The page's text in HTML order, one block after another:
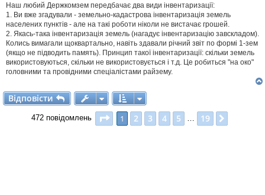
Наш любий Держкомзем передбачає два види інвентаризації:
1. Ви вже згадували - земельно-кадастрова інвентаризація земель
населених пунктів - але на такі роботи ніколи не вистачає грошей.
2. Якась-така інвентаризація земель (нагадує інвентаризацію завскладом).
Колись вимагали щоквартально, навіть здавали річний звіт по формі 1-зем
(якщо не підводить память). Принцип такої інвентаризації: скільки земель
використовуються, скільки не використовується і т.д. Це робиться "на око"
головними та провідними спеціалістами райзему.
Відповісти
Відповісти
472 повідомлень Сторінка1 з19
1 2 3 4 5 … 19